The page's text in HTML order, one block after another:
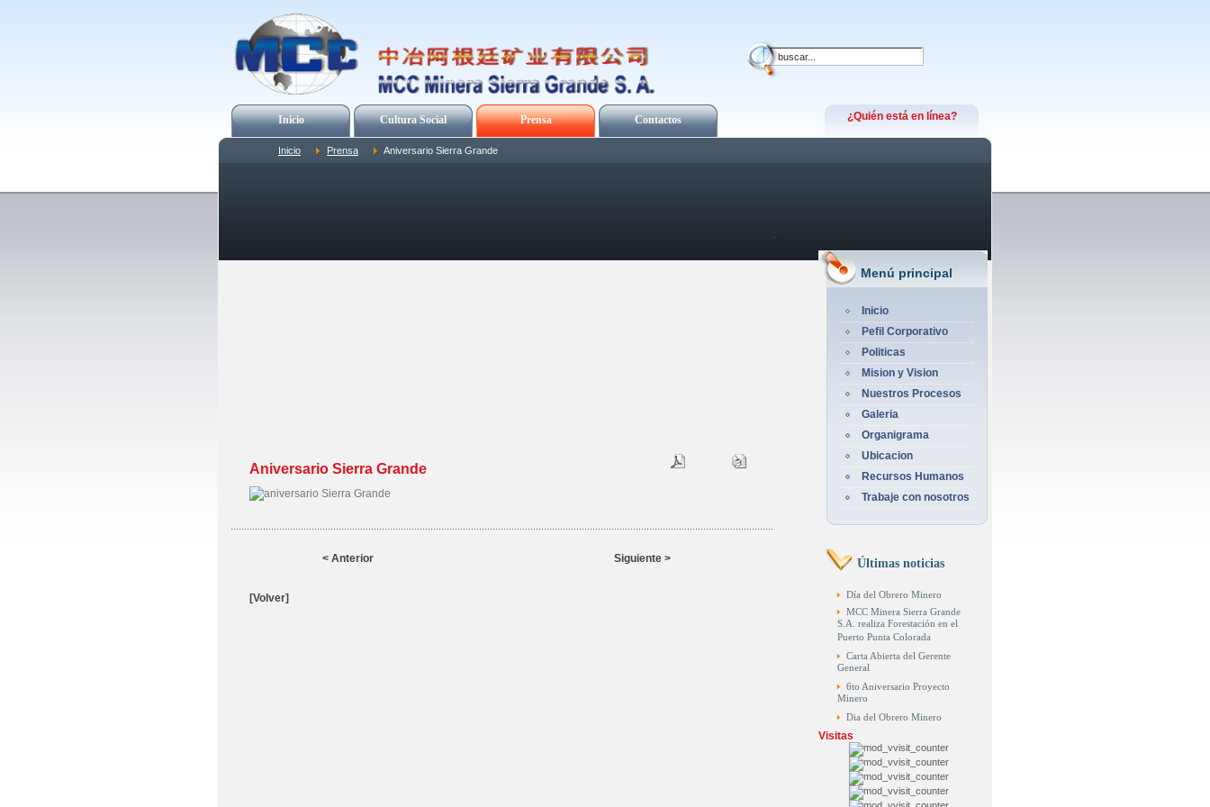
Inicio Cultura Social Prensa Contactos ¿Quién está en línea?
Inicio Prensa Aniversario Sierra Grande
Aniversario Sierra Grande
< Anterior Siguiente >
[Volver]
Menú principal
Inicio
Pefil Corporativo
Politicas
Mision y Vision
Nuestros Procesos
Galeria
Organigrama
Ubicacion
Recursos Humanos
Trabaje con nosotros
Últimas noticias
Día del Obrero Minero
MCC Minera Sierra Grande
S.A. realiza Forestación en el
Puerto Punta Colorada
Carta Abierta del Gerente
General
6to Aniversario Proyecto
Minero
Dia del Obrero Minero
Visitas